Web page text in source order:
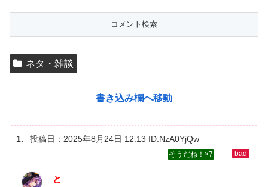
ネタ・雑談
書き込み欄へ移動
投稿日： 2025年8月24日 12:13 ID:NzA0YjQw
7
と‌